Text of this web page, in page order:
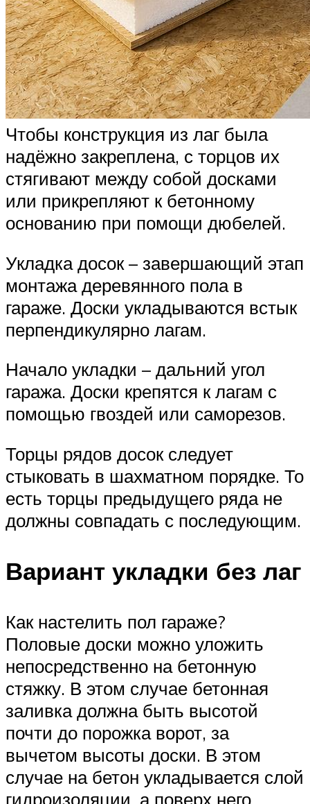
Чтобы конструкция из лаг была
надёжно закреплена, с торцов их
стягивают между собой досками
или прикрепляют к бетонному
основанию при помощи дюбелей.
Укладка досок – завершающий этап
монтажа деревянного пола в
гараже. Доски укладываются встык
перпендикулярно лагам.
Начало укладки – дальний угол
гаража. Доски крепятся к лагам с
помощью гвоздей или саморезов.
Торцы рядов досок следует
стыковать в шахматном порядке. То
есть торцы предыдущего ряда не
должны совпадать с последующим.
Вариант укладки без лаг
Как настелить пол гараже?
Половые доски можно уложить
непосредственно на бетонную
стяжку. В этом случае бетонная
заливка должна быть высотой
почти до порожка ворот, за
вычетом высоты доски. В этом
случае на бетон укладывается слой
гидроизоляции, а поверх него